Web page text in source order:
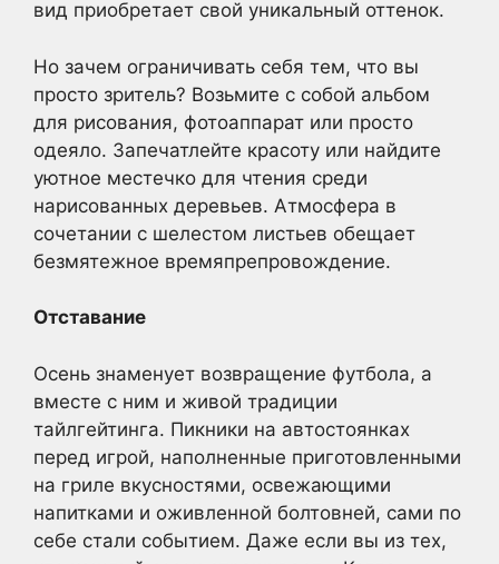
вид приобретает свой уникальный оттенок.
Но зачем ограничивать себя тем, что вы
просто зритель? Возьмите с собой альбом
для рисования, фотоаппарат или просто
одеяло. Запечатлейте красоту или найдите
уютное местечко для чтения среди
нарисованных деревьев. Атмосфера в
сочетании с шелестом листьев обещает
безмятежное времяпрепровождение.
Отставание
Осень знаменует возвращение футбола, а
вместе с ним и живой традиции
тайлгейтинга. Пикники на автостоянках
перед игрой, наполненные приготовленными
на гриле вкусностями, освежающими
напитками и оживленной болтовней, сами по
себе стали событием. Даже если вы из тех,